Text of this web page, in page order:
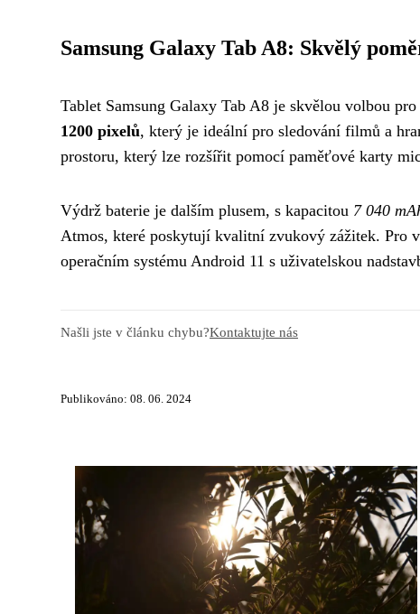
Samsung Galaxy Tab A8: Skvělý
Tablet Samsung Galaxy Tab A8 je skvělou volbou
1200 pixelů, který je ideální pro sledování filmů a
prostoru, který lze rozšířit pomocí paměťové karty
Výdrž baterie je dalším plusem, s kapacitou 7 040
Atmos, které poskytují kvalitní zvukový zážitek. Pro
operačním systému Android 11 s uživatelskou
Našli jste v článku chybu?Kontaktujte nás
Publikováno: 08. 06. 2024